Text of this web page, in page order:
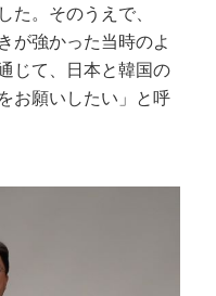
た。そのうえで、
が強かった当時のよ
じて、日本と韓国の
お願いしたい」と呼